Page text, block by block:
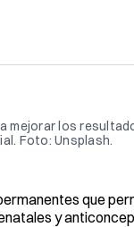
mejorar los
Foto: Unsplash.
que
y